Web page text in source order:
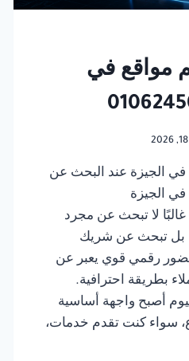
مواقع في
الجيزة عند البحث عن
الجيزة
فأنت غالبًا لا تبحث عن مجرد
بل تبحث عن شريك
رقمي قوي يعبر عن
بطريقة احترافية.
أصبح واجهة أساسية
سواء كنت تقدم خدمات،